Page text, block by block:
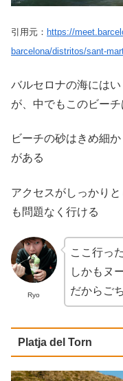
引用元： https://
barcelona/distritos/sant-
バルセロナの海には
が、中でもこのビーチ
ビーチの砂はきめ細
がある
アクセスがしっかり
も問題なく行ける
Ryo
ここ行っ
しかもヌ
だからご
Platja del Torn